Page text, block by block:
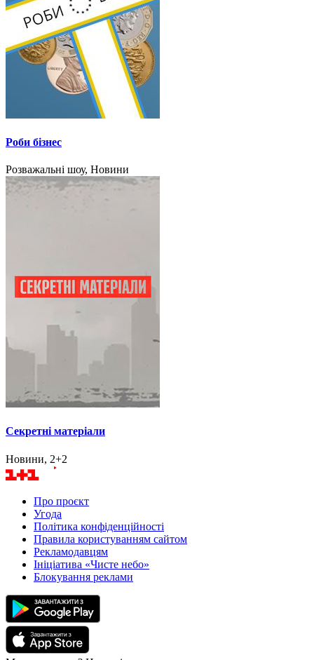
Роби бізнес
Розважальні шоу, Новини
Секретні матеріали
Новини, 2+2
Про проєкт
Угода
Політика конфіденційності
Правила користуванням сайтом
Рекламодавцям
Ініціатива «Чисте небо»
Блокування реклами